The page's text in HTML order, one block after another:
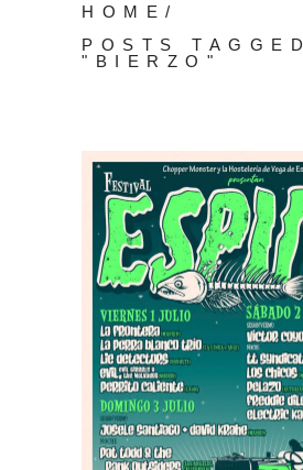
HOME /
POSTS TAGGED
"BIERZO"